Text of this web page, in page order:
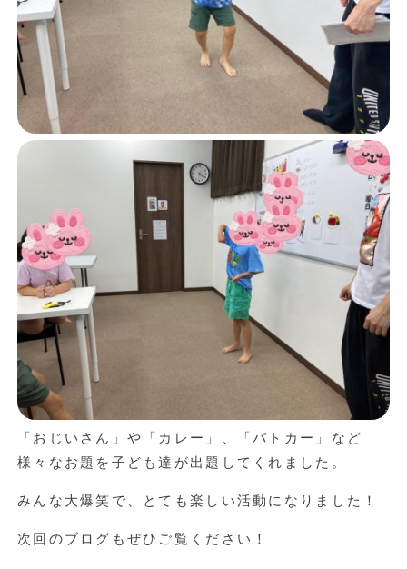
「おじいさん」や「カレー」、「パトカー」など
様々なお題を子ども達が出題してくれました。
みんな大爆笑で、とても楽しい活動になりました！
次回のブログもぜひご覧ください！